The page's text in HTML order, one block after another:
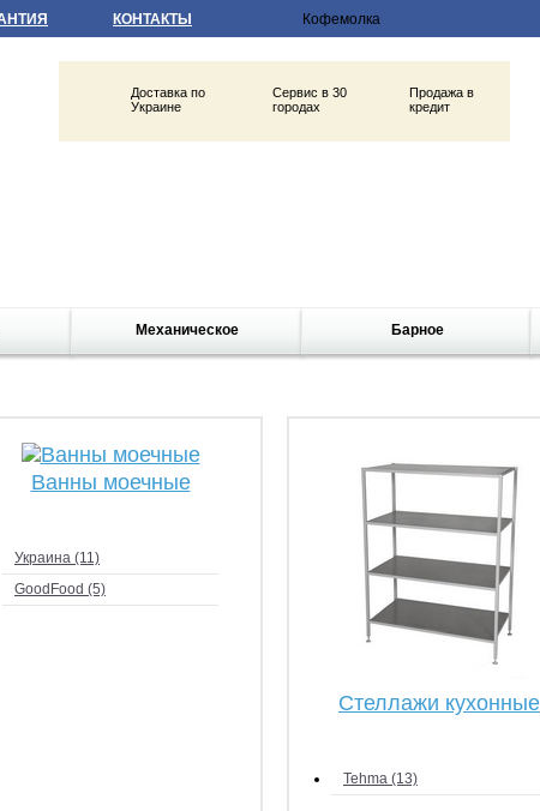
КОНТАКТЫ
Доставка по
Украине
Сервис в 30
городах
Продажа в
кредит
Механическое Барное
Ванны моечные
Украина (11)
GoodFood (5)
Стеллажи кухонные
Tehma (13)